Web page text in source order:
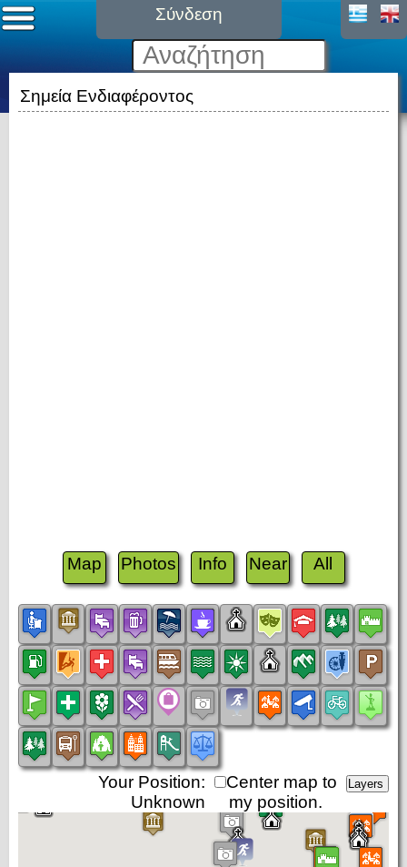
Σύνδεση
Σημεία Ενδιαφέροντος
Map Photos Info Near All
Center map to
my position.
Your Position:
Unknown